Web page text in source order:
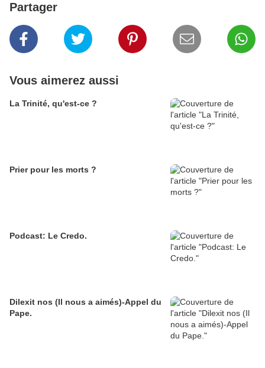
Partager
Vous aimerez aussi
La Trinité, qu'est-ce ?
Prier pour les morts ?
Podcast: Le Credo.
Dilexit nos (Il nous a aimés)-Appel du
Pape.